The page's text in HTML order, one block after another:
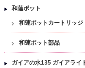
和蓮ポット
和蓮ポットカートリッジ
和蓮ポット部品
ガイアの水135 ガイアライ